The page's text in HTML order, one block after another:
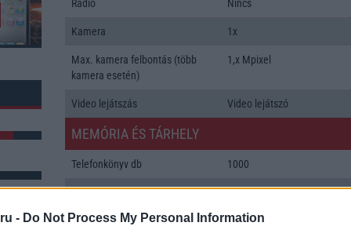
- Do Not Process My Personal Information
Rádió Nincs
Kamera 1x
Max. kamera felbontás (több
kamera esetén)
1,x Mpixel
Video lejátszás Video lejátszó
MEMÓRIA ÉS TÁRHELY
Telefonkönyv db 1000
Min. memória 128 MB
Min. háttértár Nincs